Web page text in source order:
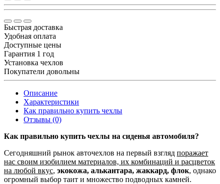
Быстрая доставка
Удобная оплата
Доступные цены
Гарантия 1 год
Установка чехлов
Покупатели довольны
Описание
Характеристики
Как правильно купить чехлы
Отзывы (0)
Как правильно купить чехлы на сиденья автомобиля?
Сегодняшний рынок авточехлов на первый взгляд поражает
нас своим изобилием материалов, их комбинаций и расцветок
на любой вкус, экокожа, алькантара, жаккард, флок, однако
огромный выбор таит и множество подводных камней.